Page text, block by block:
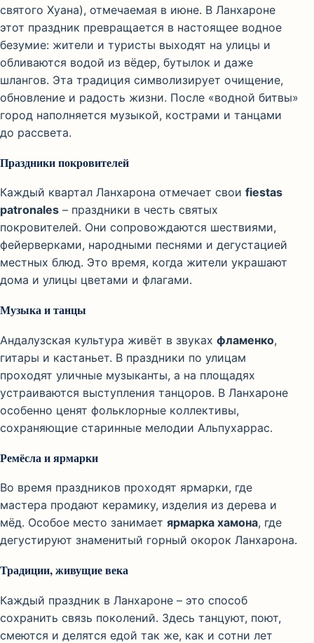
святого Хуана), отмечаемая в июне. В Ланхароне
этот праздник превращается в настоящее водное
безумие: жители и туристы выходят на улицы и
обливаются водой из вёдер, бутылок и даже
шлангов. Эта традиция символизирует очищение,
обновление и радость жизни. После «водной битвы»
город наполняется музыкой, кострами и танцами
до рассвета.
Праздники покровителей
Каждый квартал Ланхарона отмечает свои fiestas
patronales – праздники в честь святых
покровителей. Они сопровождаются шествиями,
фейерверками, народными песнями и дегустацией
местных блюд. Это время, когда жители украшают
дома и улицы цветами и флагами.
Музыка и танцы
Андалузская культура живёт в звуках фламенко,
гитары и кастаньет. В праздники по улицам
проходят уличные музыканты, а на площадях
устраиваются выступления танцоров. В Ланхароне
особенно ценят фольклорные коллективы,
сохраняющие старинные мелодии Альпухаррас.
Ремёсла и ярмарки
Во время праздников проходят ярмарки, где
мастера продают керамику, изделия из дерева и
мёд. Особое место занимает ярмарка хамона, где
дегустируют знаменитый горный окорок Ланхарона.
Традиции, живущие века
Каждый праздник в Ланхароне – это способ
сохранить связь поколений. Здесь танцуют, поют,
смеются и делятся едой так же, как и сотни лет